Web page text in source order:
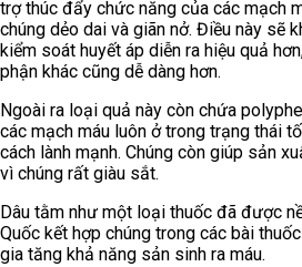
trợ thúc đẩy chức năng của các mạch
chúng dẻo dai và giãn nở. Điều này sẽ
kiểm soát huyết áp diễn ra hiệu quả
phận khác cũng dễ dàng hơn.
Ngoài ra loại quả này còn chứa
các mạch máu luôn ở trong trạng thái
cách lành mạnh. Chúng còn giúp sản
vì chúng rất giàu sắt.
Dâu tằm như một loại thuốc đã được
Quốc kết hợp chúng trong các bài
gia tăng khả năng sản sinh ra máu.